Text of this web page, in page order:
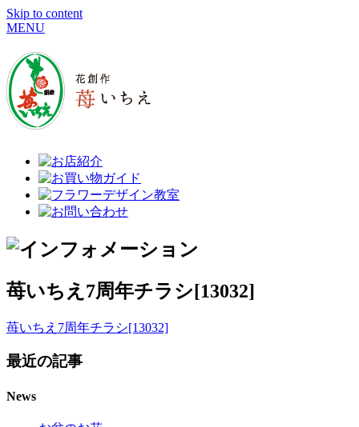
Skip to content
MENU
苺いちえ7周年チラシ[13032]
苺いちえ7周年チラシ[13032]
最近の記事
News